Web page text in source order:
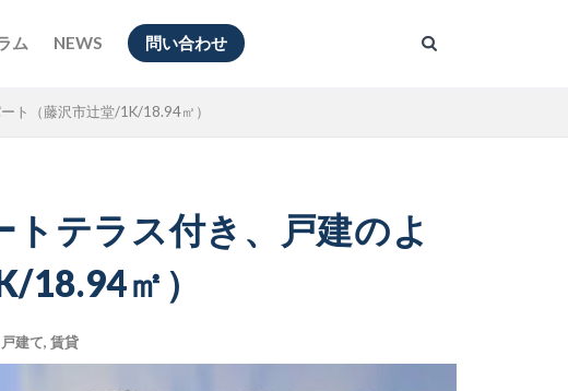
ム NEWS 問い合わせ
ト（藤沢市辻堂/1K/18.94㎡）
トテラス付き、戸建のよ
18.94㎡）
戸建て, 賃貸